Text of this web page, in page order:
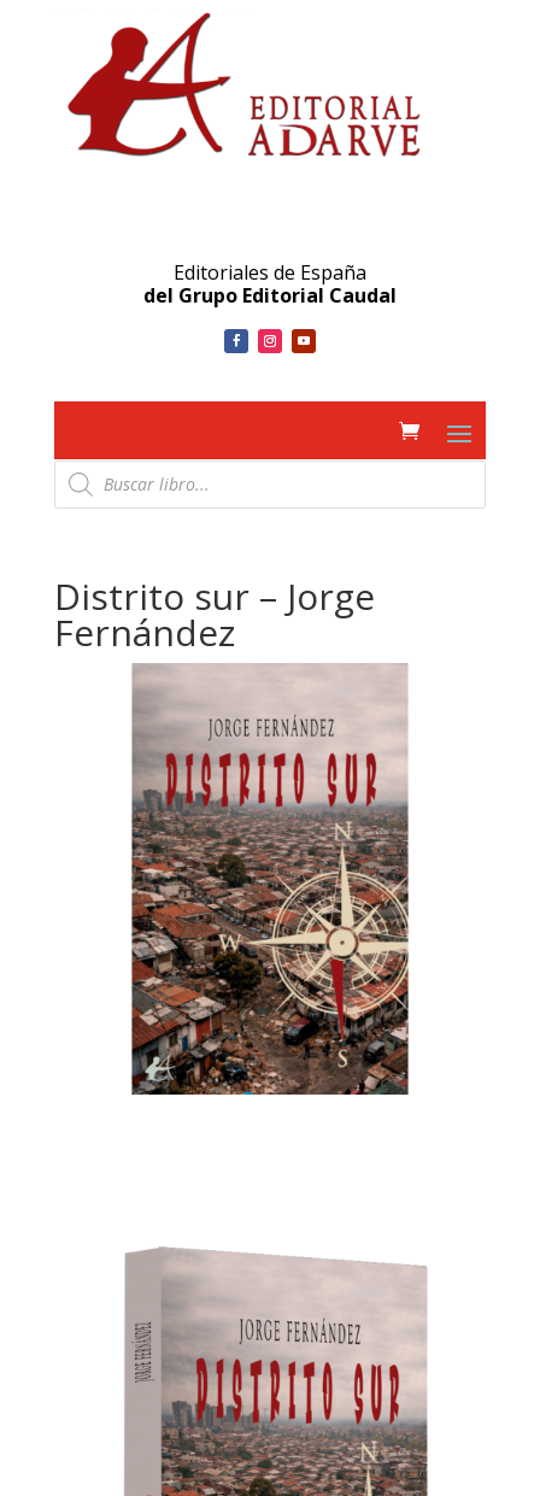
Editoriales de España
del Grupo Editorial Caudal
Búsqueda
de
productos
Distrito sur – Jorge
Fernández